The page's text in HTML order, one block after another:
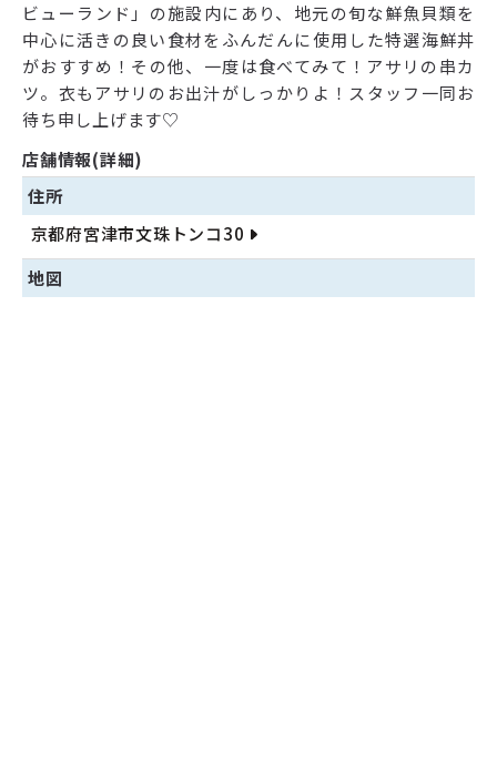
ビューランド」の施設内にあり、地元の旬な鮮魚貝類を
中心に活きの良い食材をふんだんに使用した特選海鮮丼
がおすすめ！その他、一度は食べてみて！アサリの串カ
ツ。衣もアサリのお出汁がしっかりよ！スタッフ一同お
待ち申し上げます♡
店舗情報(詳細)
住所
京都府宮津市文珠トンコ30
地図